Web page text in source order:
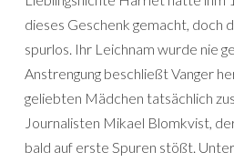
dieses Geschenk gemacht, doch
spurlos. Ihr Leichnam wurde nie
Anstrengung beschließt Vanger
geliebten Mädchen tatsächlich
Journalisten Mikael Blomkvist,
bald auf erste Spuren stößt.